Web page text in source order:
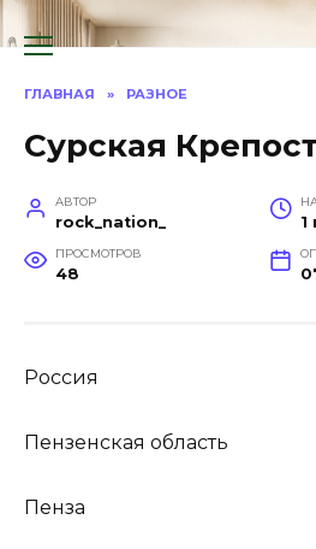
Перейти
к
ГЛАВНАЯ » РАЗНОЕ
Сурская
АВТОР
rock_nation_ 1
ПРОСМОТРОВ
48
Россия
Пензенская область
Пенза